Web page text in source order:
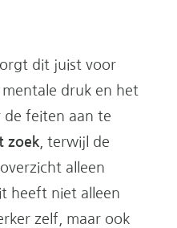
dit juist voor
druk en het
de feiten aan te
zoek, terwijl de
alleen
heeft niet alleen
zelf, maar ook